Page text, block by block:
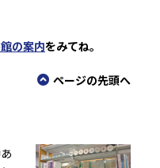
の案内をみてね。
ページの先頭へ